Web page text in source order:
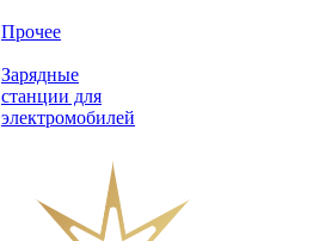
Прочее
Зарядные
станции для
электромобилей